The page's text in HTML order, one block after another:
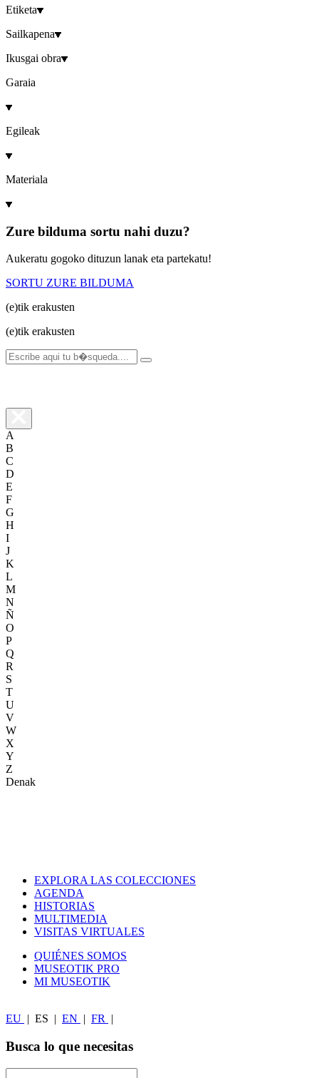
Etiketa
Sailkapena
Ikusgai obra
Garaia
Egileak
Materiala
Zure bilduma sortu nahi duzu?
Aukeratu gogoko dituzun lanak eta partekatu!
SORTU ZURE BILDUMA
(e)tik erakusten
(e)tik erakusten
A
B
C
D
E
F
G
H
I
J
K
L
M
N
Ñ
O
P
Q
R
S
T
U
V
W
X
Y
Z
Denak
EXPLORA LAS COLECCIONES
AGENDA
HISTORIAS
MULTIMEDIA
VISITAS VIRTUALES
QUIÉNES SOMOS
MUSEOTIK PRO
MI MUSEOTIK
EU ES EN FR
Busca lo que necesitas